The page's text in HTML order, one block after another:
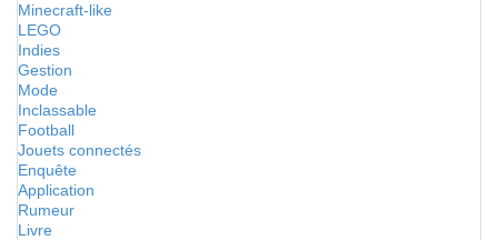
Minecraft-like
LEGO
Indies
Gestion
Mode
Inclassable
Football
Jouets connectés
Enquête
Application
Rumeur
Livre